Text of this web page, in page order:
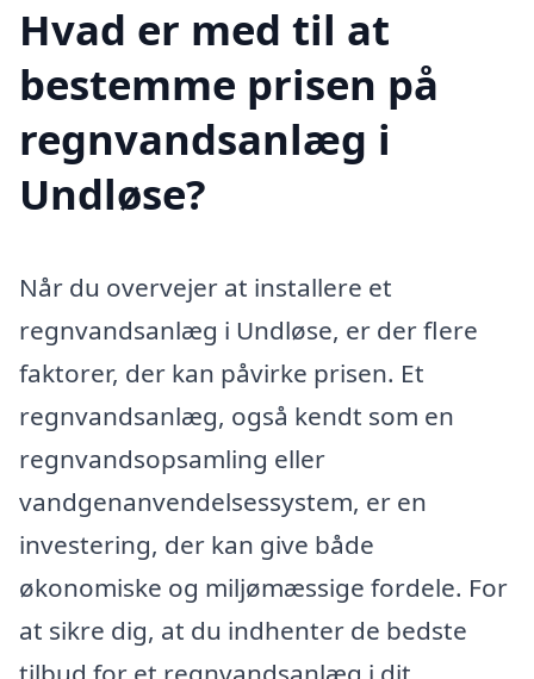
Hvad er med til at
bestemme prisen på
regnvandsanlæg i
Undløse?
Når du overvejer at installere et
regnvandsanlæg i Undløse, er der flere
faktorer, der kan påvirke prisen. Et
regnvandsanlæg, også kendt som en
regnvandsopsamling eller
vandgenanvendelsessystem, er en
investering, der kan give både
økonomiske og miljømæssige fordele. For
at sikre dig, at du indhenter de bedste